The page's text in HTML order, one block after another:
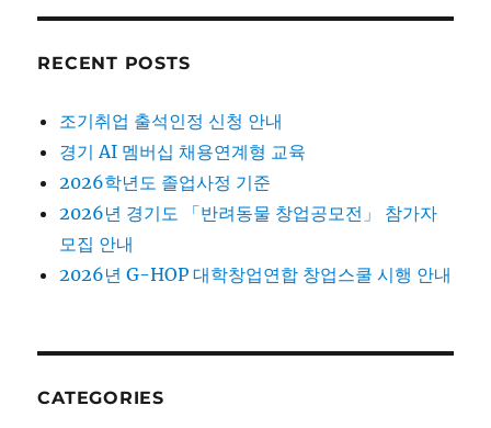
RECENT POSTS
조기취업 출석인정 신청 안내
경기 AI 멤버십 채용연계형 교육
2026학년도 졸업사정 기준
2026년 경기도 「반려동물 창업공모전」 참가자
모집 안내
2026년 G-HOP 대학창업연합 창업스쿨 시행 안내
CATEGORIES